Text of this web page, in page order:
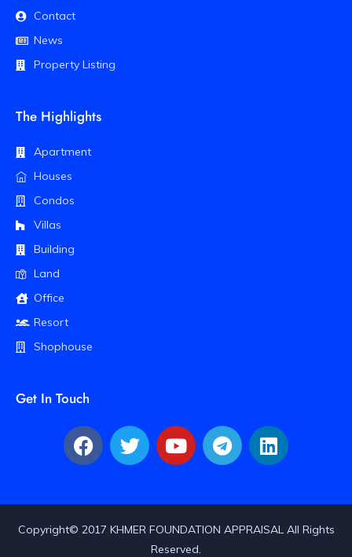
Contact
News
Property Listing
The Highlights
Apartment
Houses
Condos
Villas
Building
Land
Office
Resort
Shophouse
Get In Touch
Copyright© 2017 KHMER FOUNDATION APPRAISAL All Rights
Reserved.